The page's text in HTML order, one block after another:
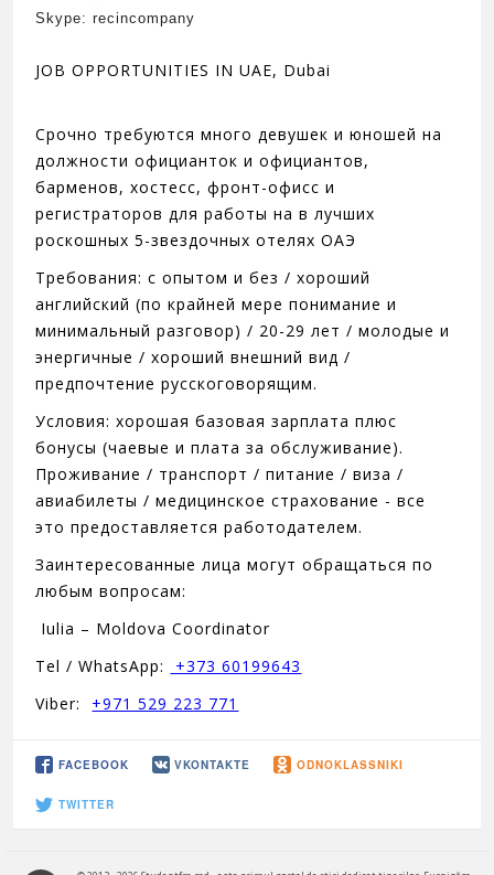
Skype: recincompany
JOB OPPORTUNITIES IN UAE, Dubai
Срочно требуются много девушек и юношей нa
должности официанток и официантов,
барменов, хостесс, фронт-офисс и
регистраторов для работы на в лучших
роскошных 5-звездочных отелях OAЭ
Требования: с опытoм и без / хороший
английский (по крайней мере понимание и
минимальный разговор) / 20-29 лет / молодыe и
энергичныe / хороший внешний вид /
предпочтение русскоговорящим.
Условия: хорошая базовая зарплата плюс
бонусы (чаевые и плата за обслуживание).
Проживание / транспорт / питание / виза /
авиабилеты / медицинское страхование - все
это предоставляется работодателем.
Заинтересованные лица могут обращаться по
любым вопросам:
Iulia – Moldova Coordinator
Tel / WhatsApp:
+373 60199643
Viber: +971 529 223 771
FACEBOOK VKONTAKTE ODNOKLASSNIKI
TWITTER